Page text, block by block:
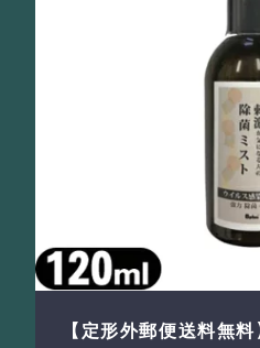
【定形外郵便送料無